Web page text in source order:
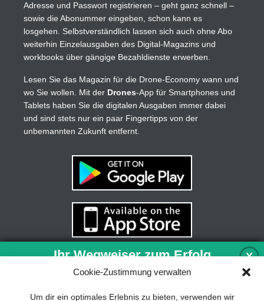
Cookie-Zustimmung verwalten
Um dir ein optimales Erlebnis zu bieten, verwenden wir
Adresse und Passwort registrieren – geht ganz schnell –
sowie die Abonummer eingeben, schon kann es
losgehen. Selbstverständlich lassen sich auch ohne Abo
weiterhin Einzelausgaben des Digital-Magazins und
workbooks über gängige Bezahldienste erwerben.
Lesen Sie das Magazin für die Drone-Economy wann und
wo Sie wollen. Mit der Drones-App für Smartphones und
Tablets haben Sie die digitalen Ausgaben immer dabei
und sind stets nur ein paar Fingertipps von der
unbemannten Zukunft entfernt.
X
Ihr Wegweiser zum Erfolg